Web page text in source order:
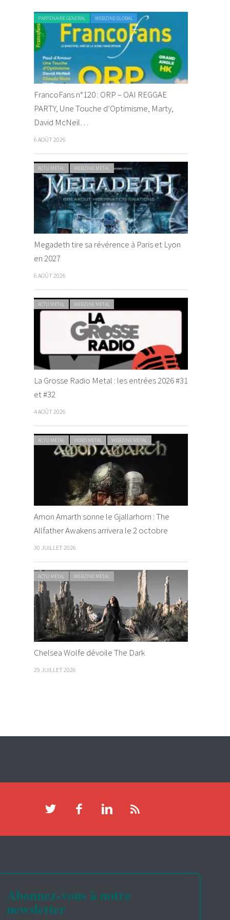
PARTENAIRE GENERAL WEBZINE GLOBAL
FrancoFans n°120 : ORP – OAI REGGAE
PARTY, Une Touche d’Optimisme, Marty,
David McNeil…
6 AOÛT 2026
ACTU METAL WEBZINE METAL
Megadeth tire sa révérence à Paris et Lyon
en 2027
6 AOÛT 2026
ACTU METAL WEBZINE METAL
La Grosse Radio Metal : les entrées 2026 #31
et #32
4 AOÛT 2026
ACTU METAL VIDEO METAL WEBZINE METAL
Amon Amarth sonne le Gjallarhorn : The
Allfather Awakens arrivera le 2 octobre
30 JUILLET 2026
ACTU METAL WEBZINE METAL
Chelsea Wolfe dévoile The Dark
29 JUILLET 2026
Abonnez-vous à notre
newsletter